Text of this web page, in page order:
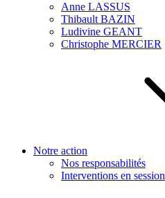
Anne LASSUS
Thibault BAZIN
Ludivine GEANT
Christophe MERCIER
Notre action
Nos responsabilités
Interventions en session